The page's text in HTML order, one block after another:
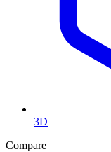
3D
Compare